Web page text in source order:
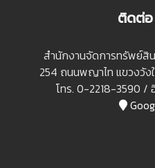
ติดต่อ
สํานักงานจัดการทรัพย์
254 ถนนพญาไท แขวงวัง
โทร. 0-2218-3590 /